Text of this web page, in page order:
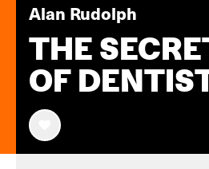
Alan Rudolph
THE
OF